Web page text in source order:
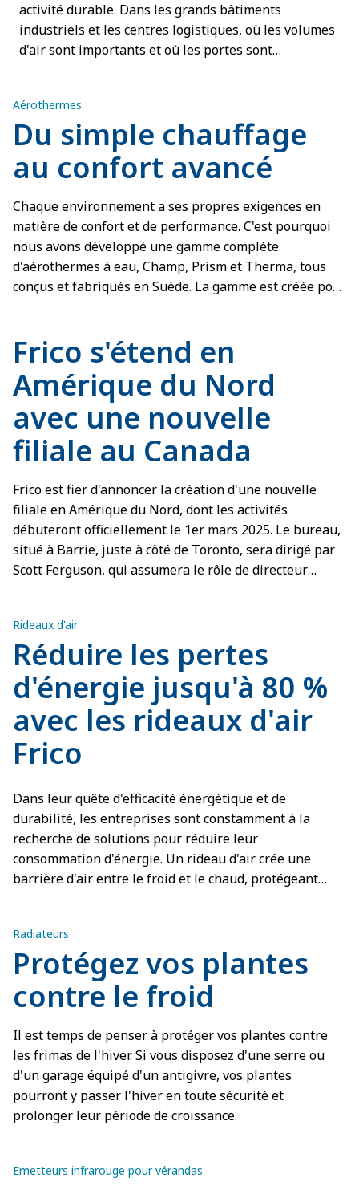
activité durable. Dans les grands bâtiments
industriels et les centres logistiques, où les volumes
d'air sont importants et où les portes sont
immédiatement perceptible. Cependant, même de
petites améliorations apportées au système de
contrôle climatique peuvent faire une nette
différence, tant au niveau de la consommation
Aérothermes
Du simple chauffage
au confort avancé
Chaque environnement a ses propres exigences en
matière de confort et de performance. C'est pourquoi
nous avons développé une gamme complète
d'aérothermes à eau, Champ, Prism et Therma, tous
conçus et fabriqués en Suède. La gamme est créée pour
du confort dans les environnements sensibles au bruit.
Frico s'étend en
Amérique du Nord
avec une nouvelle
filiale au Canada
Frico est fier d'annoncer la création d'une nouvelle
filiale en Amérique du Nord, dont les activités
débuteront officiellement le 1er mars 2025. Le bureau,
situé à Barrie, juste à côté de Toronto, sera dirigé par
Scott Ferguson, qui assumera le rôle de directeur
Rideaux d'air
Réduire les pertes
d'énergie jusqu'à 80 %
avec les rideaux d'air
Frico
Dans leur quête d'efficacité énergétique et de
durabilité, les entreprises sont constamment à la
recherche de solutions pour réduire leur
consommation d'énergie. Un rideau d'air crée une
barrière d'air entre le froid et le chaud, protégeant
Radiateurs
Protégez vos plantes
contre le froid
Il est temps de penser à protéger vos plantes contre
les frimas de l'hiver. Si vous disposez d'une serre ou
d'un garage équipé d'un antigivre, vos plantes
pourront y passer l'hiver en toute sécurité et
prolonger leur période de croissance.
Emetteurs infrarouge pour vérandas